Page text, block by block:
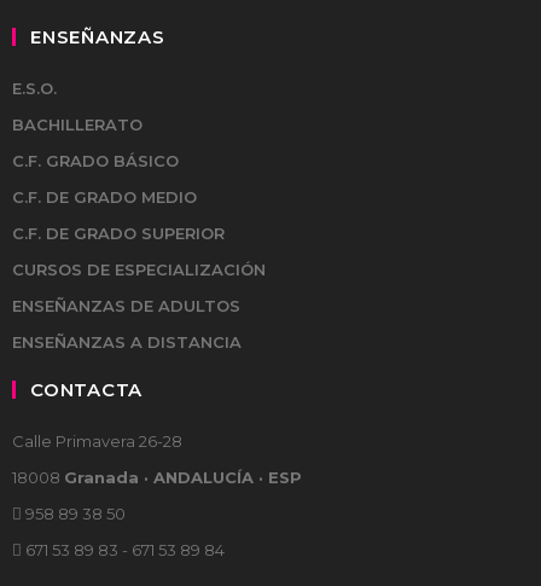
ENSEÑANZAS
E.S.O.
BACHILLERATO
C.F. GRADO BÁSICO
C.F. DE GRADO MEDIO
C.F. DE GRADO SUPERIOR
CURSOS DE ESPECIALIZACIÓN
ENSEÑANZAS DE ADULTOS
ENSEÑANZAS A DISTANCIA
CONTACTA
Calle Primavera 26-28
18008 Granada · ANDALUCÍA · ESP
958 89 38 50
671 53 89 83 - 671 53 89 84